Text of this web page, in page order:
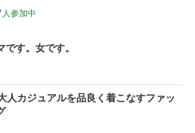
参加中
です。女です。
人カジュアルを品良く着こなすファッ